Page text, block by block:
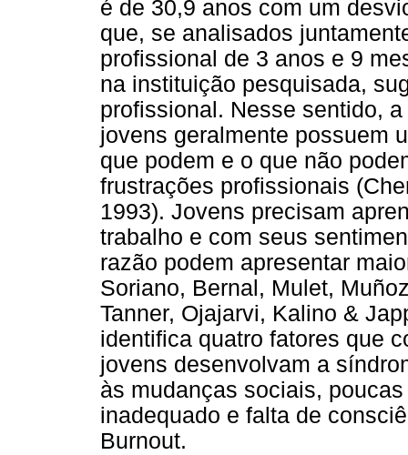
é de 30,9 anos com um
que, se analisados
profissional de 3 anos e 9
na instituição pesquisada,
profissional. Nesse sentido,
jovens geralmente possuem
que podem e o que não
frustrações profissionais
1993). Jovens precisam
trabalho e com seus
razão podem apresentar
Soriano, Bernal, Mulet,
Tanner, Ojajarvi, Kalino &
identifica quatro fatores que
jovens desenvolvam a
às mudanças sociais,
inadequado e falta de
Burnout.